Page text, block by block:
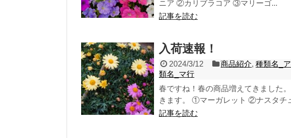
ニア ②カリブラコア ③マリーゴ...
記事を読む
入荷速報！
2024/3/12 商品紹介,種類名_
類名_マ行
春ですね！春の商品増えてきました
きます。 ①マーガレット ②ナスタチ
記事を読む